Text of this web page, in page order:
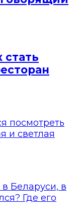
посмотреть
и светлая
Беларуси, в
Где его